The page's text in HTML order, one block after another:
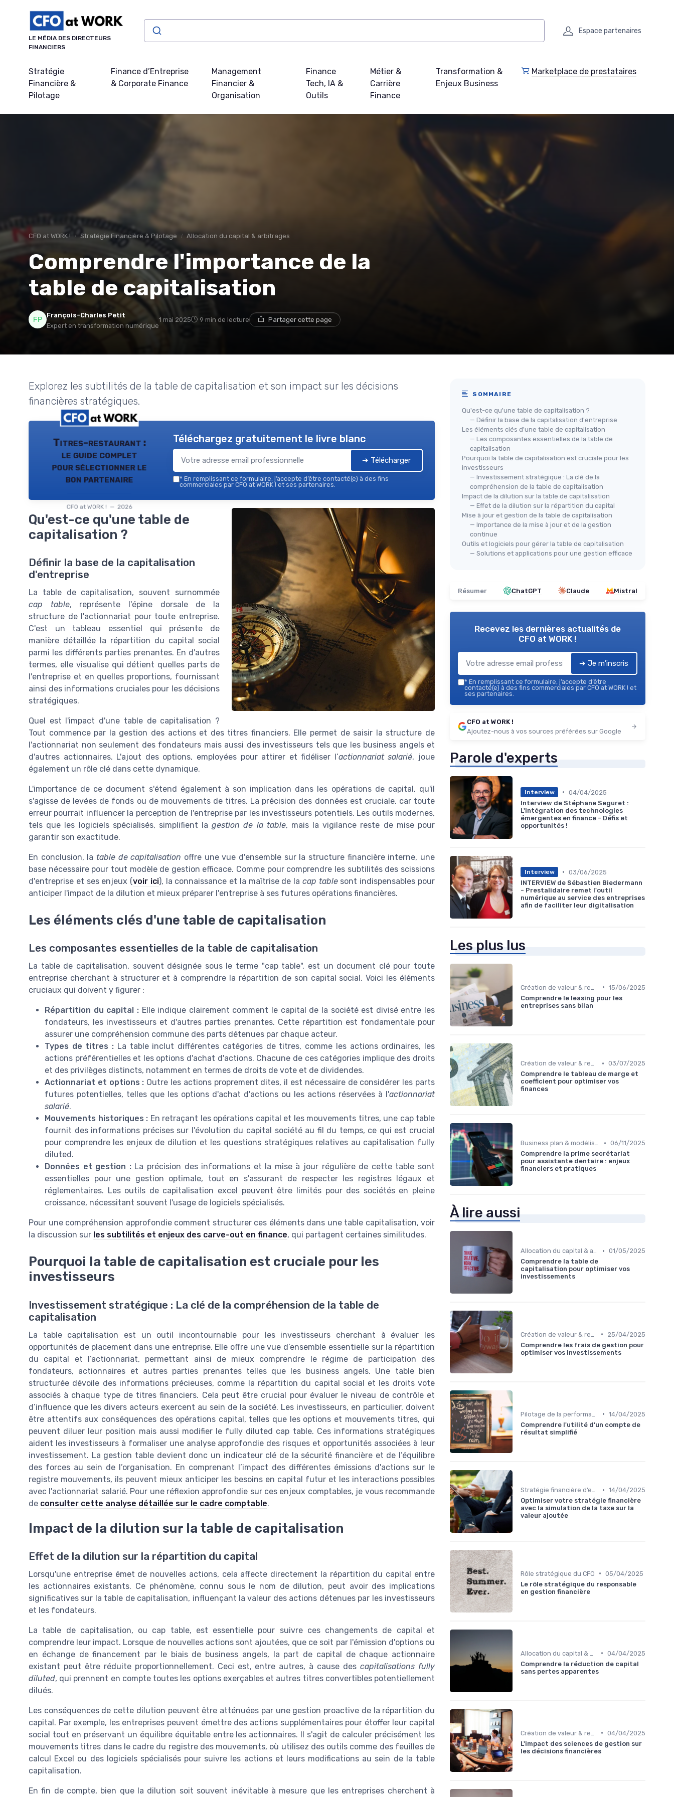
LE MÉDIA DES DIRECTEURS
FINANCIERS
Espace partenaires
Stratégie
Financière &
Pilotage
Finance d’Entreprise
& Corporate Finance
Management
Financier &
Organisation
Finance
Tech, IA &
Outils
Métier &
Carrière
Finance
Transformation &
Enjeux Business
Marketplace de prestataires
CFO at WORK ! Stratégie Financière & Pilotage Allocation du capital & arbitrages
Comprendre l'importance de la
table de capitalisation
François-Charles Petit
Expert en transformation numérique
1 mai 2025 9 min de lecture Partager cette page
Explorez les subtilités de la table de capitalisation et son impact sur les décisions
financières stratégiques.
Titres-restaurant :
le guide complet
pour sélectionner le
bon partenaire
CFO at WORK ! — 2026
Téléchargez gratuitement le livre blanc
➔ Télécharger
* En remplissant ce formulaire, j’accepte d’être contacté(e) à des fins
commerciales par CFO at WORK ! et ses partenaires.
Qu'est-ce qu'une table de
capitalisation ?
Définir la base de la capitalisation
d'entreprise
La table de capitalisation, souvent surnommée
cap table, représente l'épine dorsale de la
structure de l'actionnariat pour toute entreprise.
C'est un tableau essentiel qui présente de
manière détaillée la répartition du capital social
parmi les différents parties prenantes. En d'autres
termes, elle visualise qui détient quelles parts de
l'entreprise et en quelles proportions, fournissant
ainsi des informations cruciales pour les décisions
stratégiques.
Quel est l'impact d'une table de capitalisation ?
Tout commence par la gestion des actions et des titres financiers. Elle permet de saisir la structure de
l'actionnariat non seulement des fondateurs mais aussi des investisseurs tels que les business angels et
d'autres actionnaires. L'ajout des options, employées pour attirer et fidéliser l’actionnariat salarié, joue
également un rôle clé dans cette dynamique.
L'importance de ce document s'étend également à son implication dans les opérations de capital, qu'il
s'agisse de levées de fonds ou de mouvements de titres. La précision des données est cruciale, car toute
erreur pourrait influencer la perception de l'entreprise par les investisseurs potentiels. Les outils modernes,
tels que les logiciels spécialisés, simplifient lagestion de la table, mais la vigilance reste de mise pour
garantir son exactitude.
En conclusion, la table de capitalisation offre une vue d'ensemble sur la structure financière interne, une
base nécessaire pour tout modèle de gestion efficace. Comme pour comprendre les subtilités des scissions
d'entreprise et ses enjeux (voir ici), la connaissance et la maîtrise de la cap tablesont indispensables pour
anticiper l'impact de la dilution et mieux préparer l'entreprise à ses futures opérations financières.
Les éléments clés d'une table de capitalisation
Les composantes essentielles de la table de capitalisation
La table de capitalisation, souvent désignée sous le terme "cap table", est un document clé pour toute
entreprise cherchant à structurer et à comprendre la répartition de son capital social. Voici les éléments
cruciaux qui doivent y figurer :
Répartition du capital :Elle indique clairement comment le capital de la société est divisé entre les
fondateurs, les investisseurs et d'autres parties prenantes. Cette répartition est fondamentale pour
assurer une compréhension commune des parts détenues par chaque acteur.
Types de titres : La table inclut différentes catégories de titres, comme les actions ordinaires, les
actions préférentielles et les options d'achat d'actions. Chacune de ces catégories implique des droits
et des privilèges distincts, notamment en termes de droits de vote et de dividendes.
Actionnariat et options : Outre les actions proprement dites, il est nécessaire de considérer les parts
futures potentielles, telles que les options d'achat d'actions ou les actions réservées à l'actionnariat
salarié.
Mouvements historiques : En retraçant les opérations capital et les mouvements titres, une cap table
fournit des informations précises sur l'évolution du capital société au fil du temps, ce qui est crucial
pour comprendre les enjeux de dilution et les questions stratégiques relatives au capitalisation fully
diluted.
Données et gestion :La précision des informations et la mise à jour régulière de cette table sont
essentielles pour une gestion optimale, tout en s'assurant de respecter les registres légaux et
réglementaires. Les outils de capitalisation excel peuvent être limités pour des sociétés en pleine
croissance, nécessitant souvent l'usage de logiciels spécialisés.
Pour une compréhension approfondie comment structurer ces éléments dans une table capitalisation, voir
la discussion sur les subtilités et enjeux des carve-out en finance, qui partagent certaines similitudes.
Pourquoi la table de capitalisation est cruciale pour les
investisseurs
Investissement stratégique : La clé de la compréhension de la table de
capitalisation
La table capitalisation est un outil incontournable pour les investisseurs cherchant à évaluer les
opportunités de placement dans une entreprise. Elle offre une vue d’ensemble essentielle sur la répartition
du capital et l’actionnariat, permettant ainsi de mieux comprendre le régime de participation des
fondateurs, actionnaires et autres parties prenantes telles que les business angels. Une table bien
structurée dévoile des informations précieuses, comme la répartition du capital social et les droits vote
associés à chaque type de titres financiers. Cela peut être crucial pour évaluer le niveau de contrôle et
d’influence que les divers acteurs exercent au sein de la société. Les investisseurs, en particulier, doivent
être attentifs aux conséquences des opérations capital, telles que les options et mouvements titres, qui
peuvent diluer leur position mais aussi modifier le fully diluted cap table. Ces informations stratégiques
aident les investisseurs à formaliser une analyse approfondie des risques et opportunités associées à leur
investissement. La gestion table devient donc un indicateur clé de la sécurité financière et de l’équilibre
des forces au sein de l’organisation. En comprenant l’impact des différentes émissions d'actions sur le
registre mouvements, ils peuvent mieux anticiper les besoins en capital futur et les interactions possibles
avec l'actionnariat salarié. Pour une réflexion approfondie sur ces enjeux comptables, je vous recommande
de consulter cette analyse détaillée sur le cadre comptable.
Impact de la dilution sur la table de capitalisation
Effet de la dilution sur la répartition du capital
Lorsqu'une entreprise émet de nouvelles actions, cela affecte directement la répartition du capital entre
les actionnaires existants. Ce phénomène, connu sous le nom de dilution, peut avoir des implications
significatives sur la table de capitalisation, influençant la valeur des actions détenues par les investisseurs
et les fondateurs.
La table de capitalisation, ou cap table, est essentielle pour suivre ces changements de capital et
comprendre leur impact. Lorsque de nouvelles actions sont ajoutées, que ce soit par l'émission d'options ou
en échange de financement par le biais de business angels, la part de capital de chaque actionnaire
existant peut être réduite proportionnellement. Ceci est, entre autres, à cause descapitalisations fully
diluted, qui prennent en compte toutes les options exerçables et autres titres convertibles potentiellement
dilués.
Les conséquences de cette dilution peuvent être atténuées par une gestion proactive de la répartition du
capital. Par exemple, les entreprises peuvent émettre des actions supplémentaires pour étoffer leur capital
social tout en préservant un équilibre équitable entre les actionnaires. Il s'agit de calculer précisément les
mouvements titres dans le cadre du registre des mouvements, où utilisez des outils comme des feuilles de
calcul Excel ou des logiciels spécialisés pour suivre les actions et leurs modifications au sein de la table
capitalisation.
En fin de compte, bien que la dilution soit souvent inévitable à mesure que les entreprises cherchent à
SOMMAIRE
Qu'est-ce qu'une table de capitalisation ?
— Définir la base de la capitalisation d'entreprise
Les éléments clés d'une table de capitalisation
— Les composantes essentielles de la table de
capitalisation
Pourquoi la table de capitalisation est cruciale pour les
investisseurs
— Investissement stratégique : La clé de la
compréhension de la table de capitalisation
Impact de la dilution sur la table de capitalisation
— Effet de la dilution sur la répartition du capital
Mise à jour et gestion de la table de capitalisation
— Importance de la mise à jour et de la gestion
continue
Outils et logiciels pour gérer la table de capitalisation
— Solutions et applications pour une gestion efficace
Résumer ChatGPT Claude Mistral
Recevez les dernières actualités de
CFO at WORK !
➔ Je m'inscris
* En remplissant ce formulaire, j’accepte d’être
contacté(e) à des fins commerciales par CFO at WORK ! et
ses partenaires.
CFO at WORK !
Ajoutez-nous à vos sources préférées sur Google
Parole d'experts
Interview • 04/04/2025
Interview de Stéphane Seguret :
L'intégration des technologies
émergentes en finance - Défis et
opportunités !
Interview • 03/06/2025
INTERVIEW de Sébastien Biedermann
- Prestalidaire remet l'outil
numérique au service des entreprises
afin de faciliter leur digitalisation
Les plus lus
• 15/06/2025
Comprendre le leasing pour les
entreprises sans bilan
Création de valeur & rentabilité • 03/07/2025
Comprendre le tableau de marge et
coefficient pour optimiser vos
finances
Business plan & modélisation financière • 06/11/2025
Comprendre la prime secrétariat
pour assistante dentaire : enjeux
financiers et pratiques
À lire aussi
Allocation du capital & arbitrages • 01/05/2025
Comprendre la table de
capitalisation pour optimiser vos
investissements
•
25/04/2025
Comprendre les frais de gestion pour
optimiser vos investissements
• 14/04/2025
Comprendre l'utilité d'un compte de
résultat simplifié
Stratégie financière d’entreprise • 14/04/2025
Optimiser votre stratégie financière
avec la simulation de la taxe sur la
valeur ajoutée
Rôle stratégique du CFO • 05/04/2025
Le rôle stratégique du responsable
en gestion financière
• 04/04/2025
Comprendre la réduction de capital
sans pertes apparentes
• 04/04/2025
L'impact des sciences de gestion sur
les décisions financières